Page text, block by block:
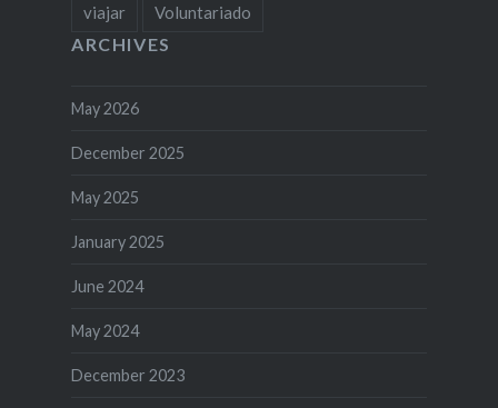
viajar Voluntariado
ARCHIVES
May 2026
December 2025
May 2025
January 2025
June 2024
May 2024
December 2023